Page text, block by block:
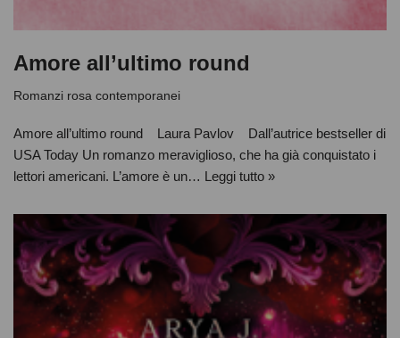
Amore all’ultimo round
Romanzi rosa contemporanei
Amore all’ultimo round Laura Pavlov Dall’autrice bestseller di
USA Today Un romanzo meraviglioso, che ha già conquistato i
lettori americani. L’amore è un… Leggi tutto »